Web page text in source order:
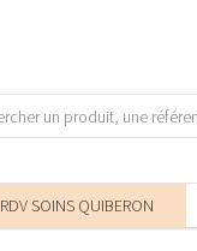
RDV SOINS QUIBERON